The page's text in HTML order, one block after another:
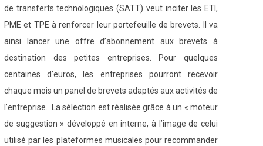
de transferts technologiques (SATT) veut inciter les ETI,
PME et TPE à renforcer leur portefeuille de brevets. Il va
ainsi lancer une offre d’abonnement aux brevets à
destination des petites entreprises. Pour quelques
centaines d’euros, les entreprises pourront recevoir
chaque mois un panel de brevets adaptés aux activités de
l’entreprise. La sélection est réalisée grâce à un « moteur
de suggestion » développé en interne, à l’image de celui
utilisé par les plateformes musicales pour recommander